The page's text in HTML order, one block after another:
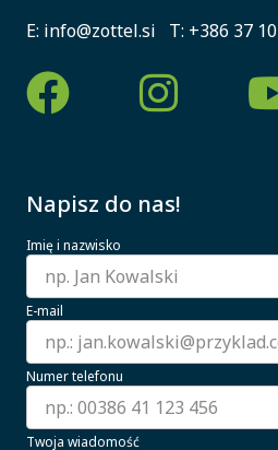
E: info@zottel.si T: +386 37
Napisz do nas!
Imię i nazwisko
E-mail
Numer telefonu
Twoja wiadomość